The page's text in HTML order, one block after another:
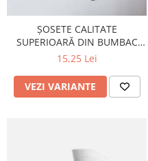
ȘOSETE CALITATE
SUPERIOARĂ DIN BUMBAC
100%
15,25 Lei
VEZI VARIANTE